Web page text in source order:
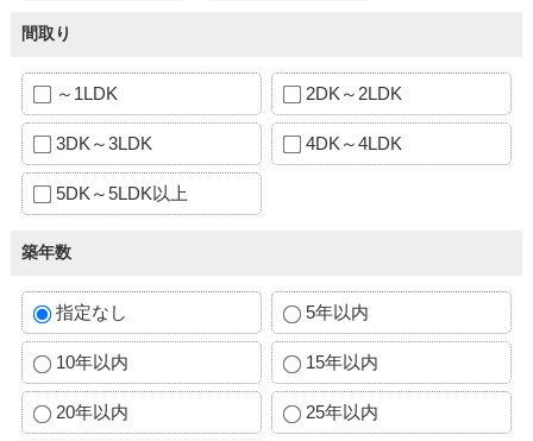
間取り
～1LDK 2DK～2LDK
3DK～3LDK 4DK～4LDK
5DK～5LDK以上
築年数
指定なし 5年以内
10年以内 15年以内
20年以内 25年以内